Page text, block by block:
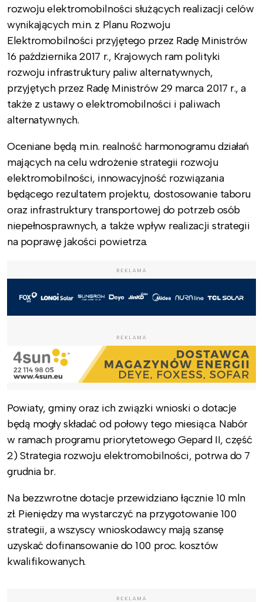
rozwoju elektromobilności służących realizacji celów
wynikających m.in. z Planu Rozwoju
Elektromobilności przyjętego przez Radę Ministrów
16 października 2017 r., Krajowych ram polityki
rozwoju infrastruktury paliw alternatywnych,
przyjętych przez Radę Ministrów 29 marca 2017 r., a
także z ustawy o elektromobilności i paliwach
alternatywnych.
Oceniane będą m.in. realność harmonogramu działań
mających na celu wdrożenie strategii rozwoju
elektromobilności, innowacyjność rozwiązania
będącego rezultatem projektu, dostosowanie taboru
oraz infrastruktury transportowej do potrzeb osób
niepełnosprawnych, a także wpływ realizacji strategii
na poprawę jakości powietrza.
REKLAMA
REKLAMA
Powiaty, gminy oraz ich związki wnioski o dotacje
będą mogły składać od połowy tego miesiąca. Nabór
w ramach programu priorytetowego Gepard II, część
2) Strategia rozwoju elektromobilności, potrwa do 7
grudnia br.
Na bezzwrotne dotacje przewidziano łącznie 10 mln
zł. Pieniędzy ma wystarczyć na przygotowanie 100
strategii, a wszyscy wnioskodawcy mają szansę
uzyskać dofinansowanie do 100 proc. kosztów
kwalifikowanych.
REKLAMA